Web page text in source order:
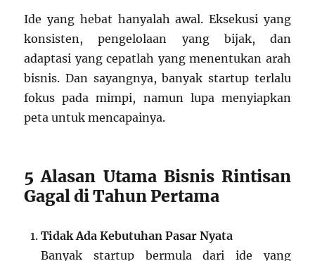
Ide yang hebat hanyalah awal. Eksekusi yang
konsisten, pengelolaan yang bijak, dan
adaptasi yang cepatlah yang menentukan arah
bisnis. Dan sayangnya, banyak startup terlalu
fokus pada mimpi, namun lupa menyiapkan
peta untuk mencapainya.
5 Alasan Utama Bisnis Rintisan
Gagal di Tahun Pertama
Tidak Ada Kebutuhan Pasar Nyata
Banyak startup bermula dari ide yang